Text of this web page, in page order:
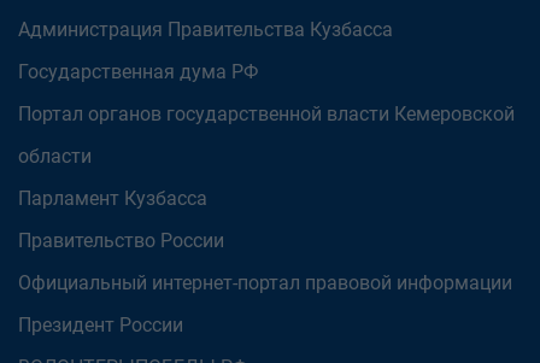
Администрация Правительства Кузбасса
Государственная дума РФ
Портал органов государственной власти Кемеровской
области
Парламент Кузбасса
Правительство России
Официальный интернет-портал правовой информации
Президент России